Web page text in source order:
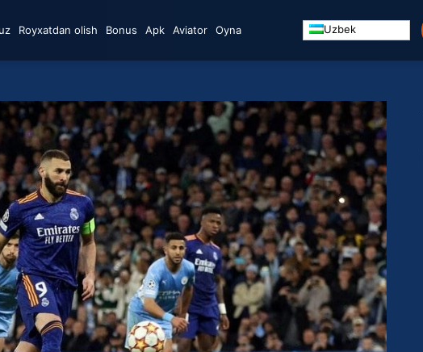
Royxatdan olish Bonus Apk Aviator Oyna Uzbek